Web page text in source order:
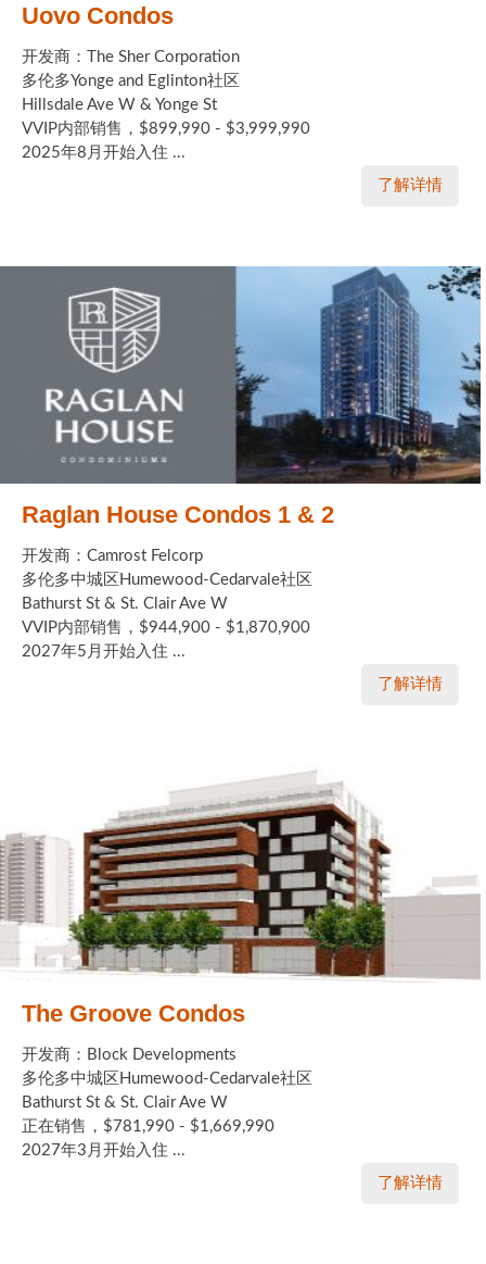
Uovo Condos
开发商：The Sher Corporation
多伦多Yonge and Eglinton社区
Hillsdale Ave W & Yonge St
VVIP内部销售，$899,990 - $3,999,990
2025年8月开始入住 ...
了解详情
Raglan House Condos 1 & 2
开发商：Camrost Felcorp
多伦多中城区Humewood-Cedarvale社区
Bathurst St & St. Clair Ave W
VVIP内部销售，$944,900 - $1,870,900
2027年5月开始入住 ...
了解详情
The Groove Condos
开发商：Block Developments
多伦多中城区Humewood-Cedarvale社区
Bathurst St & St. Clair Ave W
正在销售，$781,990 - $1,669,990
2027年3月开始入住 ...
了解详情